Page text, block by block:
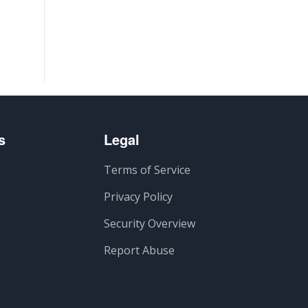
Legal
Terms of Service
Privacy Policy
Security Overview
Report Abuse